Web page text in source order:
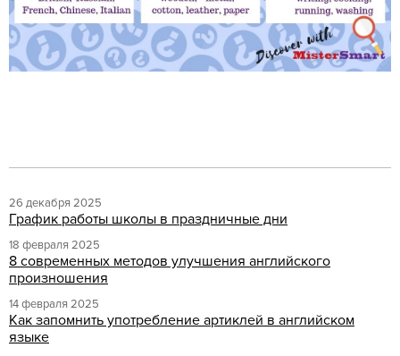
26 декабря 2025
График работы школы в праздничные дни
18 февраля 2025
8 современных методов улучшения английского
произношения
14 февраля 2025
Как запомнить употребление артиклей в английском
языке